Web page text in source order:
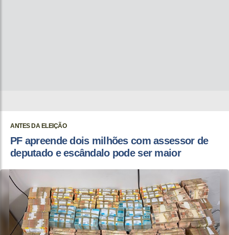
ANTES DA ELEIÇÃO
PF apreende dois milhões com assessor de
deputado e escândalo pode ser maior